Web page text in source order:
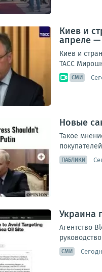
Киев и
апреле
Киев и
ТАСС
СМИ
Новые
Такое
ПАБЛИКИ
Украина
Агентство
СМИ